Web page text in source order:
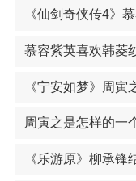
慕容紫英喜欢韩菱